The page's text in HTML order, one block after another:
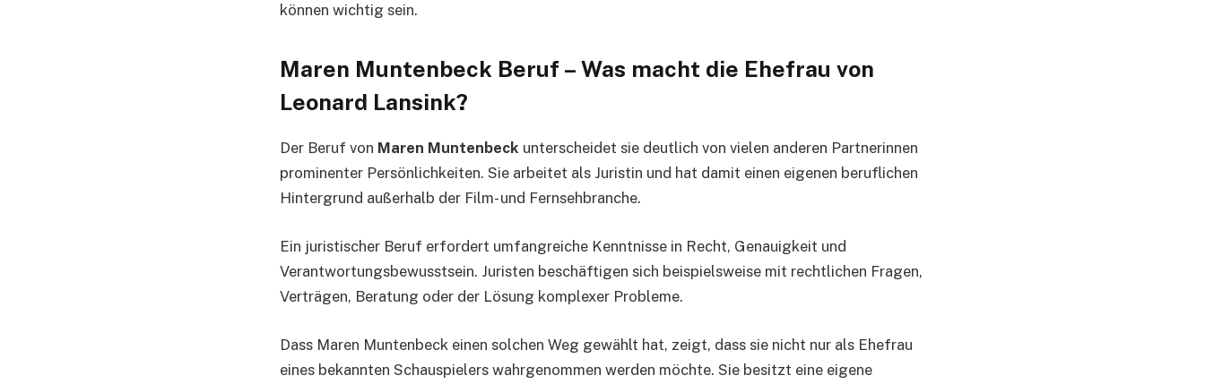
können wichtig sein.
Maren Muntenbeck Beruf – Was macht die Ehefrau von
Leonard Lansink?
Der Beruf von Maren Muntenbeck unterscheidet sie deutlich von vielen anderen Partnerinnen
prominenter Persönlichkeiten. Sie arbeitet als Juristin und hat damit einen eigenen beruflichen
Hintergrund außerhalb der Film- und Fernsehbranche.
Ein juristischer Beruf erfordert umfangreiche Kenntnisse in Recht, Genauigkeit und
Verantwortungsbewusstsein. Juristen beschäftigen sich beispielsweise mit rechtlichen Fragen,
Verträgen, Beratung oder der Lösung komplexer Probleme.
Dass Maren Muntenbeck einen solchen Weg gewählt hat, zeigt, dass sie nicht nur als Ehefrau
eines bekannten Schauspielers wahrgenommen werden möchte. Sie besitzt eine eigene